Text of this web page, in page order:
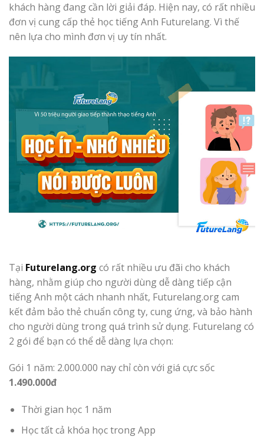
khách hàng đang cần lời giải đáp. Hiện nay, có rất nhiều
đơn vị cung cấp thẻ học tiếng Anh Futurelang. Vì thế
nên lựa cho mình đơn vị uy tín nhất.
Tại Futurelang.org có rất nhiều ưu đãi cho khách
hàng, nhằm giúp cho người dùng dễ dàng tiếp cận
tiếng Anh một cách nhanh nhất, Futurelang.org cam
kết đảm bảo thẻ chuẩn công ty, cung ứng, và bảo hành
cho người dùng trong quá trình sử dụng. Futurelang có
2 gói để bạn có thể dễ dàng lựa chọn:
Gói 1 năm: 2.000.000 nay chỉ còn với giá cực sốc
1.490.000đ
Thời gian học 1 năm
Học tất cả khóa học trong App